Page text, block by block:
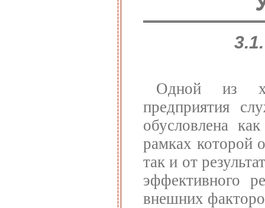
Одной из
предприятия
обусловлена
рамках которой
так и от
эффективного
внешних